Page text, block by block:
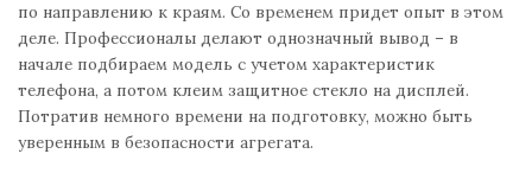
по направлению к краям. Со временем придет опыт в этом
деле. Профессионалы делают однозначный вывод – в
начале подбираем модель с учетом характеристик
телефона, а потом клеим защитное стекло на дисплей.
Потратив немного времени на подготовку, можно быть
уверенным в безопасности агрегата.